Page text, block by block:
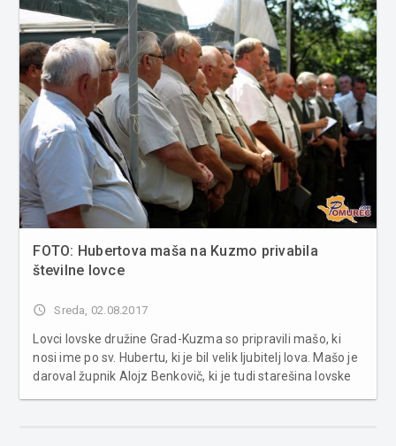
FOTO: Hubertova maša na Kuzmo privabila
številne lovce
access_time Sreda, 02.08.2017
Lovci lovske družine Grad-Kuzma so pripravili mašo, ki
nosi ime po sv. Hubertu, ki je bil velik ljubitelj lova. Mašo je
daroval župnik Alojz Benkovič, ki je tudi starešina lovske